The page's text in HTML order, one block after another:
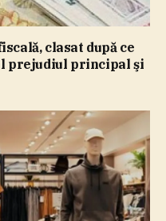
clasat după ce
prejudiul principal şi